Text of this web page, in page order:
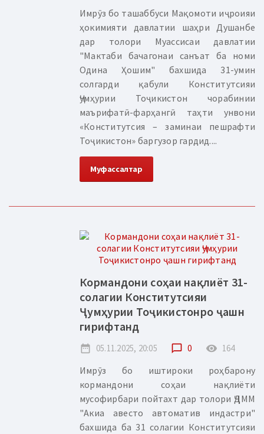
Имрӯз бо ташаббуси Мақомоти иҷроияи
ҳокимияти давлатии шаҳри Душанбе
дар толори Муассисаи давлатии
"Мактаби бачагонаи санъат ба номи
Одина Ҳошим" бахшида 31-умин
солгарди қабули Конститутсияи
Ҷумҳурии Тоҷикистон чорабинии
маърифатӣ-фарҳангӣ таҳти унвони
«Конститутсия – заминаи пешрафти
Тоҷикистон» баргузор гардид....
Муфассалтар
Кормандони соҳаи нақлиёт 31-
солагии Конститутсияи
Ҷумҳурии Тоҷикистонро ҷашн
гирифтанд
date_range 05.11.2025, 20:05 chat_bubble_outline 0 remove_red_eye 164
Имрӯз бо иштироки роҳбарону
кормандони соҳаи нақлиёти
мусофирбари пойтахт дар толори ҶДММ
"Акиа авесто автоматив индастри"
бахшида ба 31 солагии Конститутсияи